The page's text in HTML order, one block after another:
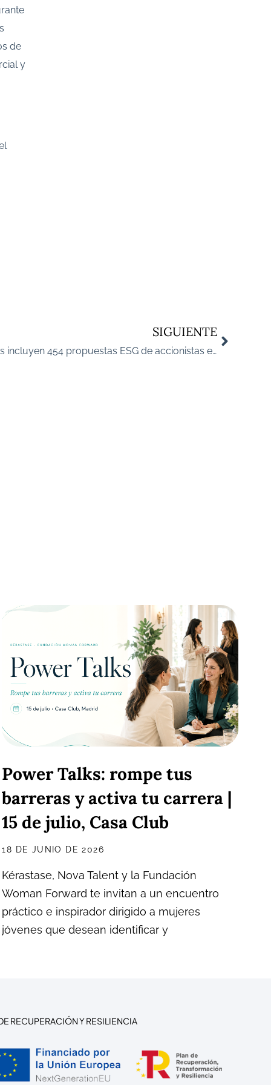
de
y
SIGUIENTE
Las cotizadas estadounidenses incluyen 454 propuestas ESG de accionistas en las juntas de este año
Power Talks: rompe tus
barreras y activa tu carrera |
15 de julio, Casa Club
18 DE JUNIO DE 2026
Kérastase, Nova Talent y la Fundación
Woman Forward te invitan a un encuentro
práctico e inspirador dirigido a mujeres
jóvenes que desean identificar y
RECUPERACIÓN Y RESILIENCIA